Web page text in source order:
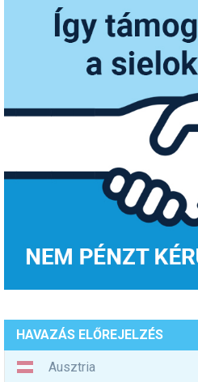
HAVAZÁS ELŐREJELZÉS
Ausztria